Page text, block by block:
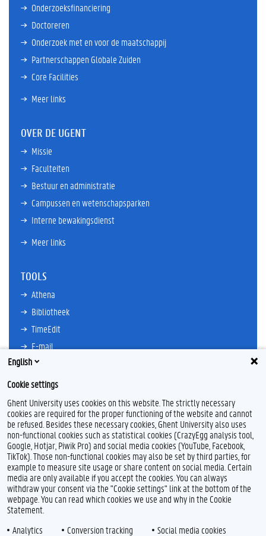
Onderzoeksfinanciering
Doctoreren
Onderzoek met en voor de maatschappij
Partnerschappen Globale Zuiden
Core Facilities
Meer links
OVER DE UGENT
Missie
Faculteiten
Bestuur en administratie
Campussen en wetenschapsparken
Interne bewakingsdienst
Meer links
TOOLS
Athena
Bibliotheek
TimeEdit
E-mail
Ufora
Oasis
Research Explorer
F
a
c
e
b
o
o
k
L
i
n
k
e
d
I
Y
o
u
T
u
b
e
I
n
s
t
a
g
r
Feedback
Privacy
Disclaimer
English
Cookie settings
Ghent University uses cookies on this website. The strictly necessary
cookies are required for the proper functioning of the website and cannot
be refused. Besides these necessary cookies, Ghent University also uses
non-functional cookies such as statistical cookies (CrazyEgg analysis tool,
Google, Hotjar, Piwik Pro) and social media cookies (YouTube, Facebook,
TikTok). Those non-functional cookies may also be set by third parties, for
example to measure site usage or share content on social media. Certain
media are only available if you accept the cookies. You can always
withdraw your consent via the "Cookie settings" link at the bottom of the
webpage. You can read which cookies we use and why in the Cookie
Statement.
Analytics
Conversion tracking Social media cookies